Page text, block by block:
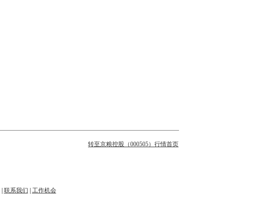
转至京粮控股（000505）行情首页
联系我们 工作机会